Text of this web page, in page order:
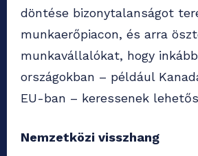
döntése bizonytalanságot
munkaerőpiacon, és arra
munkavállalókat, hogy
országokban – például
EU-ban – keressenek
Nemzetközi visszhang